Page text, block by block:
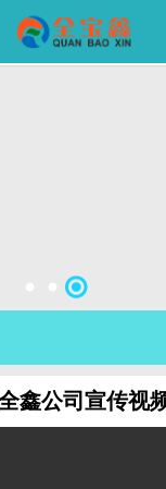
鑫公司宣传视